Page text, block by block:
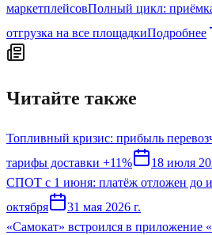
маркетплейсовПолный цикл:
отгрузка на все площадкиПодробнее
Читайте также
Топливный кризис: прибыль
тарифы доставки +11%
18 июля
СПОТ с 1 июня: платёж отложен до
октября
31 мая 2026 г.
«Самокат» встроился в приложение